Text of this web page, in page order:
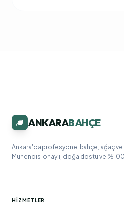
ANKARABAHÇE
Ankara'da profesyonel bahçe, ağaç
Mühendisi onaylı, doğa dostu ve
HIZMETLER